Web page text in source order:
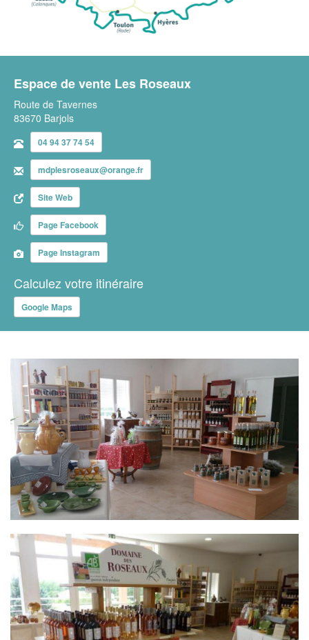
Espace de vente Les Roseaux
Route de Tavernes
83670 Barjols
04 94 37 74 54
mdplesroseaux@orange.fr
Site Web
Page Facebook
Page Instagram
Calculez votre itinéraire
Google Maps